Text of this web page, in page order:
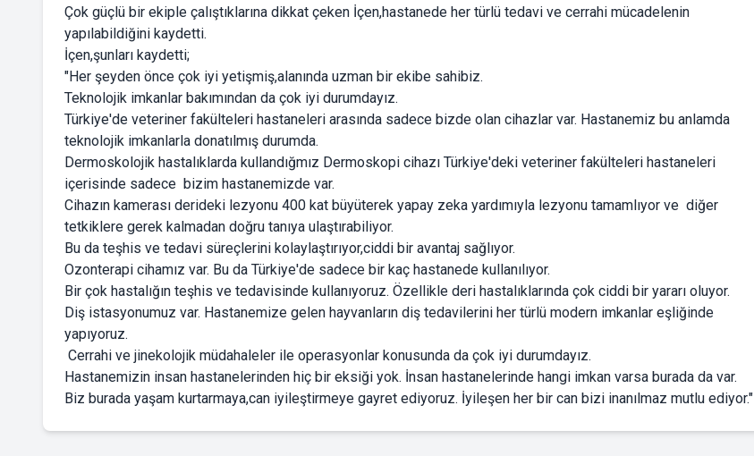
Çok güçlü bir ekiple çalıştıklarına dikkat çeken İçen,hastanede her türlü tedavi ve cerrahi mücadelenin
yapılabildiğini kaydetti.
İçen,şunları kaydetti;
"Her şeyden önce çok iyi yetişmiş,alanında uzman bir ekibe sahibiz.
Teknolojik imkanlar bakımından da çok iyi durumdayız.
Türkiye'de veteriner fakülteleri hastaneleri arasında sadece bizde olan cihazlar var. Hastanemiz bu anlamda
teknolojik imkanlarla donatılmış durumda.
Dermoskolojik hastalıklarda kullandığmız Dermoskopi cihazı Türkiye'deki veteriner fakülteleri hastaneleri
içerisinde sadece bizim hastanemizde var.
Cihazın kamerası derideki lezyonu 400 kat büyüterek yapay zeka yardımıyla lezyonu tamamlıyor ve diğer
tetkiklere gerek kalmadan doğru tanıya ulaştırabiliyor.
Bu da teşhis ve tedavi süreçlerini kolaylaştırıyor,ciddi bir avantaj sağlıyor.
Ozonterapi cihamız var. Bu da Türkiye'de sadece bir kaç hastanede kullanılıyor.
Bir çok hastalığın teşhis ve tedavisinde kullanıyoruz. Özellikle deri hastalıklarında çok ciddi bir yararı oluyor.
Diş istasyonumuz var. Hastanemize gelen hayvanların diş tedavilerini her türlü modern imkanlar eşliğinde
yapıyoruz.
Cerrahi ve jinekolojik müdahaleler ile operasyonlar konusunda da çok iyi durumdayız.
Hastanemizin insan hastanelerinden hiç bir eksiği yok. İnsan hastanelerinde hangi imkan varsa burada da var.
Biz burada yaşam kurtarmaya,can iyileştirmeye gayret ediyoruz. İyileşen her bir can bizi inanılmaz mutlu ediyor."